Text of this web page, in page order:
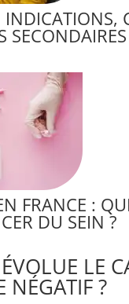
INDICATIONS,
SECONDAIRES
FRANCE :
DU SEIN ?
LE
NÉGATIF ?